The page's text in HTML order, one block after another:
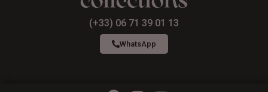
(+33) 06 71 39 01 13
WhatsApp